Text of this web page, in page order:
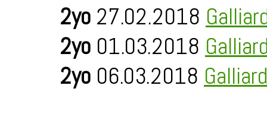
2yo 27.02.2018
2yo 01.03.2018
2yo 06.03.2018